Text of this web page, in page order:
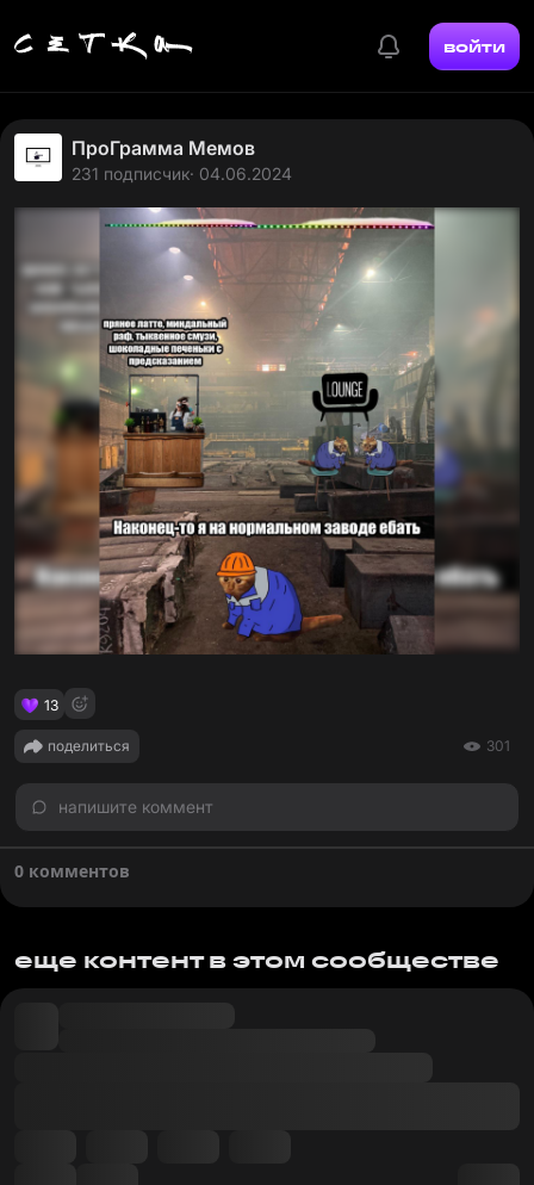
войти
ПроГрамма Мемов
231 подписчик· 04.06.2024
13
поделиться 301
напишите коммент
0 комментов
еще контент в этом сообществе